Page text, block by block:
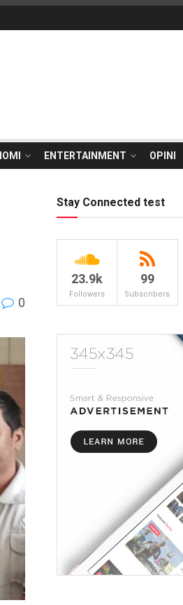
ENTERTAINMENT OPINI
0
Stay Connected test
23.9k
Followers
99
Subscribers